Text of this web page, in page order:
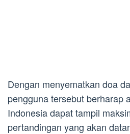
Dengan menyematkan doa
pengguna tersebut berharap
Indonesia dapat tampil
pertandingan yang akan